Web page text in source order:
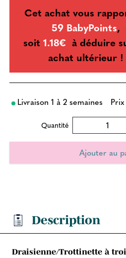
Cet achat vous
59 BabyPoints,
soit1.18€ à déduire
achat ultérieur !
Livraison 1 à 2 semaines
Quantité
Description
Draisienne/Trottinette à